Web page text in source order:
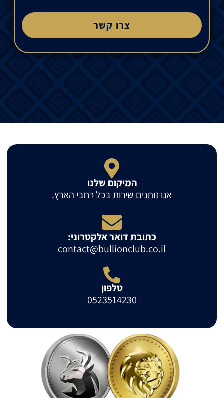
צרו קשר
המיקום שלנו
אנו נותנים שירות בכל רחבי הארץ.
כתובת דואר אלקטרוני:
contact@bullionclub.co.il
טלפון
0523514230